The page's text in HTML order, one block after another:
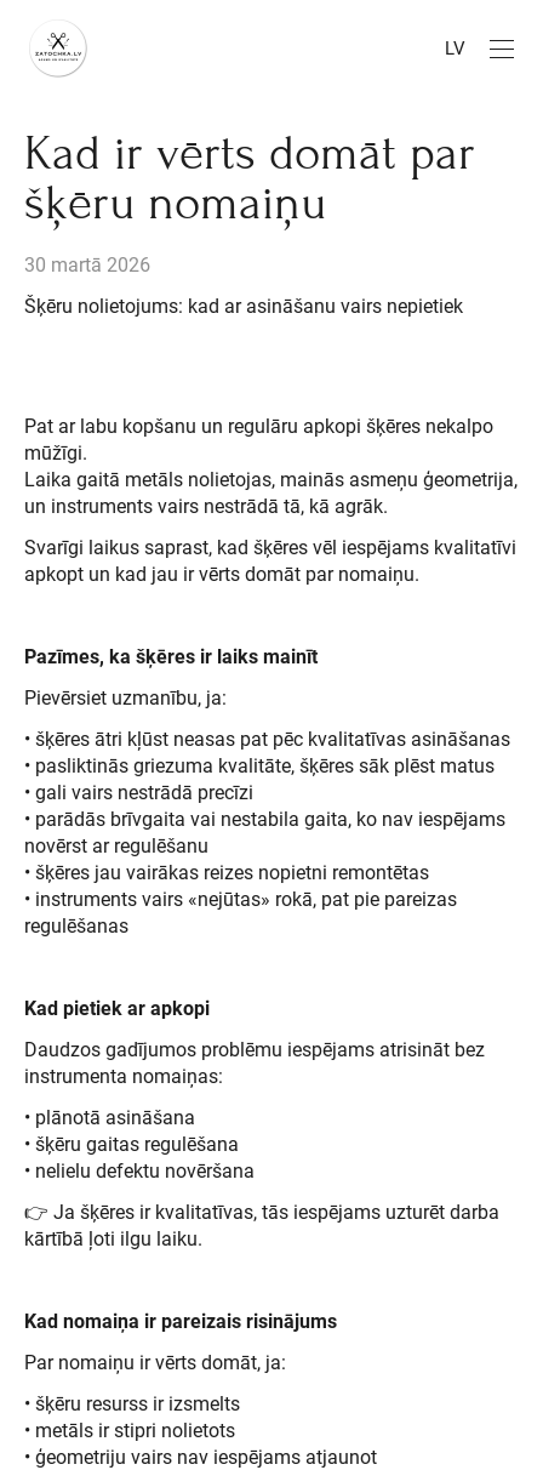
LV
Kad ir vērts domāt par
šķēru nomaiņu
30 martā 2026
Šķēru nolietojums: kad ar asināšanu vairs nepietiek
Pat ar labu kopšanu un regulāru apkopi šķēres nekalpo
mūžīgi.
Laika gaitā metāls nolietojas, mainās asmeņu ģeometrija,
un instruments vairs nestrādā tā, kā agrāk.
Svarīgi laikus saprast, kad šķēres vēl iespējams kvalitatīvi
apkopt un kad jau ir vērts domāt par nomaiņu.
Pazīmes, ka šķēres ir laiks mainīt
Pievērsiet uzmanību, ja:
• šķēres ātri kļūst neasas pat pēc kvalitatīvas asināšanas
• pasliktinās griezuma kvalitāte, šķēres sāk plēst matus
• gali vairs nestrādā precīzi
• parādās brīvgaita vai nestabila gaita, ko nav iespējams
novērst ar regulēšanu
• šķēres jau vairākas reizes nopietni remontētas
• instruments vairs «nejūtas» rokā, pat pie pareizas
regulēšanas
Kad pietiek ar apkopi
Daudzos gadījumos problēmu iespējams atrisināt bez
instrumenta nomaiņas:
• plānotā asināšana
• šķēru gaitas regulēšana
• nelielu defektu novēršana
👉 Ja šķēres ir kvalitatīvas, tās iespējams uzturēt darba
kārtībā ļoti ilgu laiku.
Kad nomaiņa ir pareizais risinājums
Par nomaiņu ir vērts domāt, ja:
• šķēru resurss ir izsmelts
• metāls ir stipri nolietots
• ģeometriju vairs nav iespējams atjaunot